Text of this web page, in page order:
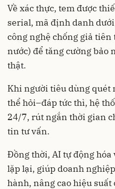
Về xác thực, tem được
serial, mã định danh
công nghệ chống giả tiên
nước) để tăng cường bảo
thật.
Khi người tiêu dùng quét
thể hỏi–đáp tức thì, hệ
24/7, rút ngắn thời gian
tin tư vấn.
Đồng thời, AI tự động hóa
lặp lại, giúp doanh
hành, nâng cao hiệu suất